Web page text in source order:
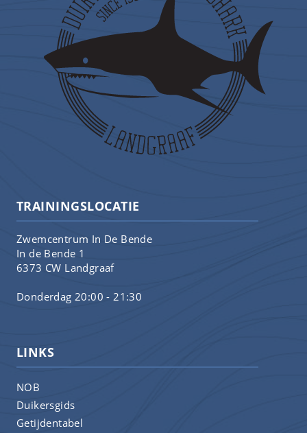
TRAININGSLOCATIE
Zwemcentrum In De Bende
In de Bende 1
6373 CW Landgraaf
Donderdag 20:00 - 21:30
LINKS
NOB
Duikersgids
Getijdentabel